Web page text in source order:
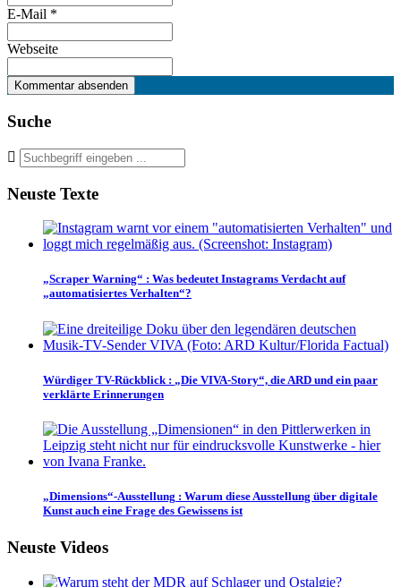
E-Mail *
Webseite
Suche
Neuste Texte
„Scraper Warning“ : Was bedeutet Instagrams Verdacht auf
„automatisiertes Verhalten“?
Würdiger TV-Rückblick : „Die VIVA-Story“, die ARD und ein paar
verklärte Erinnerungen
„Dimensions“-Ausstellung : Warum diese Ausstellung über digitale
Kunst auch eine Frage des Gewissens ist
Neuste Videos